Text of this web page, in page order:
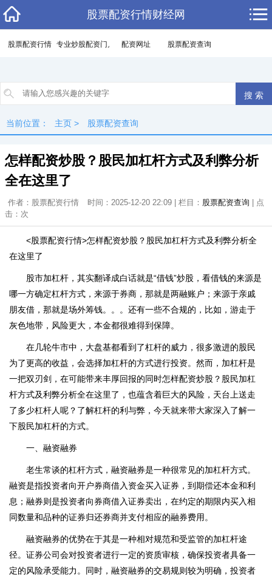
股票配资行情财经网
股票配资行情 专业炒股配资门户 配资网址 股票配资查询
当前位置： 主页 > 股票配资查询
怎样配资炒股？股民加杠杆方式及利弊分析
全在这里了
作者：股票配资行情 时间：2025-12-20 22:09 | 栏目： 股票配资查询 | 点
击： 次
<股票配资行情>怎样配资炒股？股民加杠杆方式及利弊分析全
在这里了
股市加杠杆，其实翻译成白话就是“借钱”炒股，看借钱的来源是
哪一方确定杠杆方式，来源于券商，那就是两融账户；来源于亲戚
朋友借，那就是场外筹钱。。。还有一些不合规的，比如，游走于
灰色地带，风险更大，本金都很难得到保障。
在几轮牛市中，大盘基都看到了杠杆的威力，很多激进的股民
为了更高的收益，会选择加杠杆的方式进行投资。然而，加杠杆是
一把双刃剑，在可能带来丰厚回报的同时怎样配资炒股？股民加杠
杆方式及利弊分析全在这里了，也蕴含着巨大的风险，天台上送走
了多少杠杆人呢？了解杠杆的利与弊，今天就来带大家深入了解一
下股民加杠杆的方式。
一、融资融券
老生常谈的杠杆方式，融资融券是一种很常见的加杠杆方式。
融资是指投资者向开户券商借入资金买入证券，到期偿还本金和利
息；融券则是投资者向券商借入证券卖出，在约定的期限内买入相
同数量和品种的证券归还券商并支付相应的融券费用。
融资融券的优势在于其是一种相对规范和受监管的加杠杆途
径。证券公司会对投资者进行一定的资质审核，确保投资者具备一
定的风险承受能力。同时，融资融券的交易规则较为明确，投资者